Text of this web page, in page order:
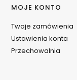
MOJE KONTO
Twoje zamówienia
Ustawienia konta
Przechowalnia